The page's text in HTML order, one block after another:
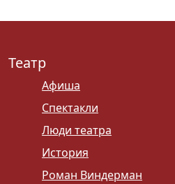
Театр
Афиша
Спектакли
Люди театра
История
Роман Виндерман